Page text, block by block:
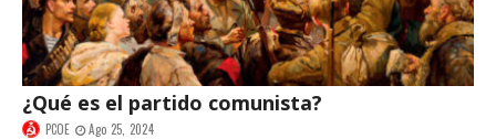
¿Qué es el partido comunista?
PCOE Ago 25, 2024